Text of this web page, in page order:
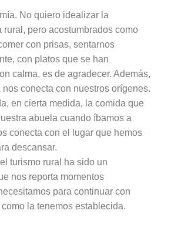
No quiero idealizar la
rural, pero acostumbrados como
con prisas, sentarnos
con platos que se han
calma, es de agradecer. Además,
nos conecta con nuestros orígenes.
en cierta medida, la comida que
abuela cuando íbamos a
conecta con el lugar que hemos
descansar.
turismo rural ha sido un
nos reporta momentos
para continuar con
la tenemos establecida.